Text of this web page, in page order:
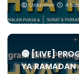
Unknown 4
🔴 [LIVE]
YA